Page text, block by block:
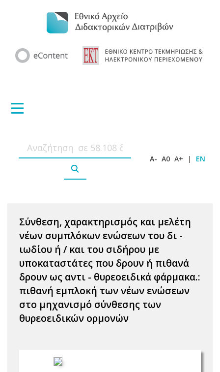
A- A0 A+ | EN
Σύνθεση, χαρακτηρισμός και μελέτη
νέων συμπλόκων ενώσεων του δι -
ιωδίου ή / και του σιδήρου με
υποκαταστάτες που δρουν ή πιθανά
δρουν ως αντι - θυρεοειδικά φάρμακα.:
πιθανή εμπλοκή των νέων ενώσεων
στο μηχανισμό σύνθεσης των
θυρεοειδικών ορμονών